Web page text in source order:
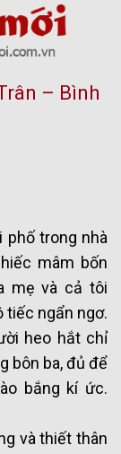
– Bình
phố trong nhà
mâm bốn
mẹ và cả tôi
ngẩn ngơ.
heo hắt chỉ
bôn ba, đủ để
bắng kí ức.
và thiết thân